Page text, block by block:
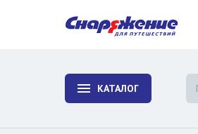
КАТАЛОГ